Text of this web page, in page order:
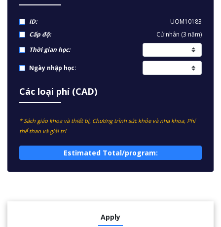
ID:
UOM10183
Cấp độ:
Cử nhân (3 năm)
Thời gian học:
Ngày nhập học:
Các loại phí (CAD)
* Sách giáo khoa và thiết bị, Chương trình sức khỏe và nha khoa, Phí
thể thao và giải trí
Estimated Total/program:
Apply